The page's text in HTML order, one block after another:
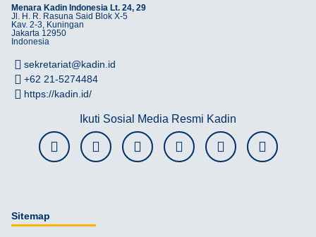
Menara Kadin Indonesia Lt. 24, 29
Jl. H. R. Rasuna Said Blok X-5
Kav. 2-3, Kuningan
Jakarta 12950
Indonesia
sekretariat@kadin.id
+62 21-5274484
https://kadin.id/
Ikuti Sosial Media Resmi Kadin
Sitemap